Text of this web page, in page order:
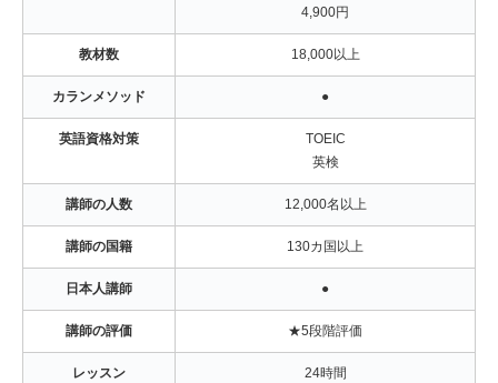
4,900円
教材数 18,000以上
カランメソッド ●
英語資格対策
TOEIC
英検
講師の人数 12,000名以上
講師の国籍 130カ国以上
日本人講師 ●
講師の評価 ★5段階評価
レッスン
24時間